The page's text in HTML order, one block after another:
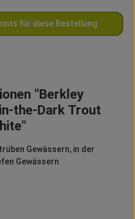
für diese Bestellung
"Berkley
the-Dark Trout
Gewässern, in der
Gewässern